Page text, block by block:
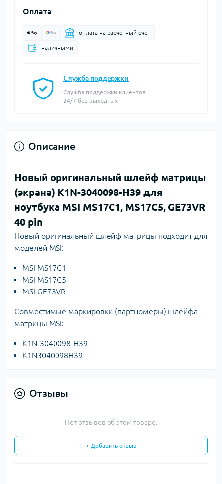
Оплата
оплата на расчетный счет
наличными
Служба поддержки
Служба поддержки клиентов
24/7 без выходных
Описание
Новый оригинальный шлейф матрицы
(экрана) K1N-3040098-H39 для
ноутбука MSI MS17C1, MS17C5, GE73VR
40 pin
Новый оригинальный шлейф матрицы подходит для
моделей MSI:
MSI MS17C1
MSI MS17C5
MSI GE73VR
Совместимые маркировки (партномеры) шлейфа
матрицы MSI:
K1N-3040098-H39
K1N3040098H39
Отзывы
Нет отзывов об этом товаре.
+ Добавить отзыв